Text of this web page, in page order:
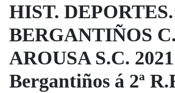
HIST.
BERGANTIÑOS
AROUSA S.C. 2021
Bergantiños á 2ª